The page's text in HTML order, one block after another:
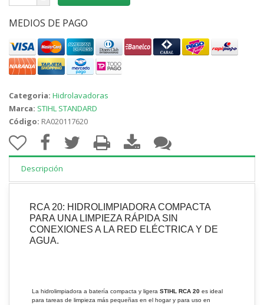
MEDIOS DE PAGO
Categoria: Hidrolavadoras
Marca: STIHL STANDARD
Código: RA020117620
Descripción
RCA 20: HIDROLIMPIADORA COMPACTA
PARA UNA LIMPIEZA RÁPIDA SIN
CONEXIONES A LA RED ELÉCTRICA Y DE
AGUA.
La hidrolimpiadora a batería compacta y ligera STIHL RCA 20 es ideal
para tareas de limpieza más pequeñas en el hogar y para uso en